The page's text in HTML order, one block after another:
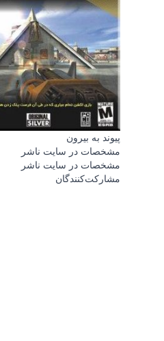
پیوند به بیرون
مشخصات در سایت ناشر
مشخصات در سایت ناشر
مشارکت‌کنندگان